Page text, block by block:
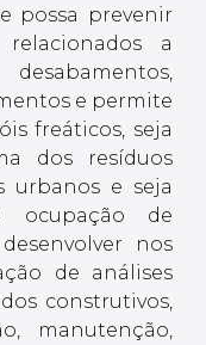
possa prevenir
a
e permite
freáticos, seja
dos resíduos
urbanos e seja
ocupação de
nos
de análises
construtivos,
manutenção,